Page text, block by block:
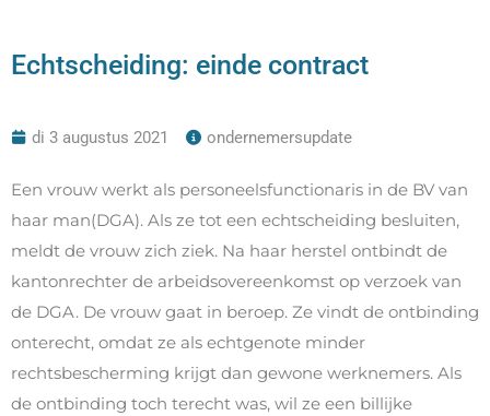
Echtscheiding: einde contract
di 3 augustus 2021 ondernemersupdate
Een vrouw werkt als personeelsfunctionaris in de BV van
haar man(DGA). Als ze tot een echtscheiding besluiten,
meldt de vrouw zich ziek. Na haar herstel ontbindt de
kantonrechter de arbeidsovereenkomst op verzoek van
de DGA. De vrouw gaat in beroep. Ze vindt de ontbinding
onterecht, omdat ze als echtgenote minder
rechtsbescherming krijgt dan gewone werknemers. Als
de ontbinding toch terecht was, wil ze een billijke